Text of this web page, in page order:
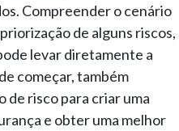
Compreender o cenário
de alguns riscos,
levar diretamente a
começar, também
de risco para criar uma
e obter uma melhor